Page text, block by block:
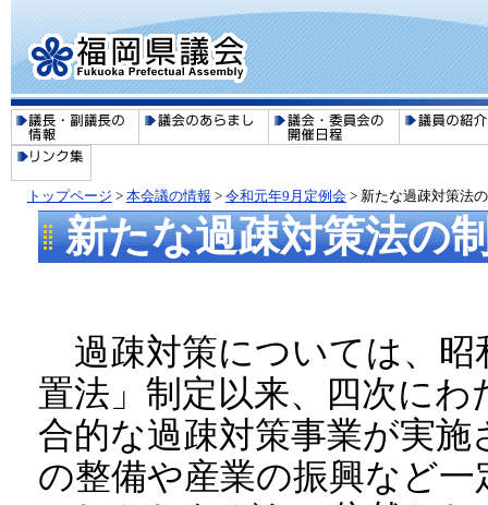
トップページ > 本会議の情報 > 令和元年9月定例会> 新たな過疎対策法
新たな過疎対策法の
過疎対策については、昭
置法」制定以来、四次に
合的な過疎対策事業が実
の整備や産業の振興など